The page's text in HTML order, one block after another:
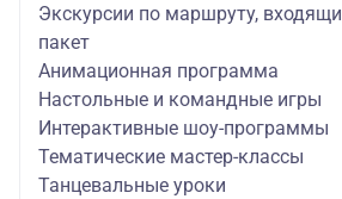
Экскурсии по маршруту,
пакет
Анимационная программа
Настольные и командные игры
Интерактивные шоу-программы
Тематические мастер-классы
Танцевальные уроки